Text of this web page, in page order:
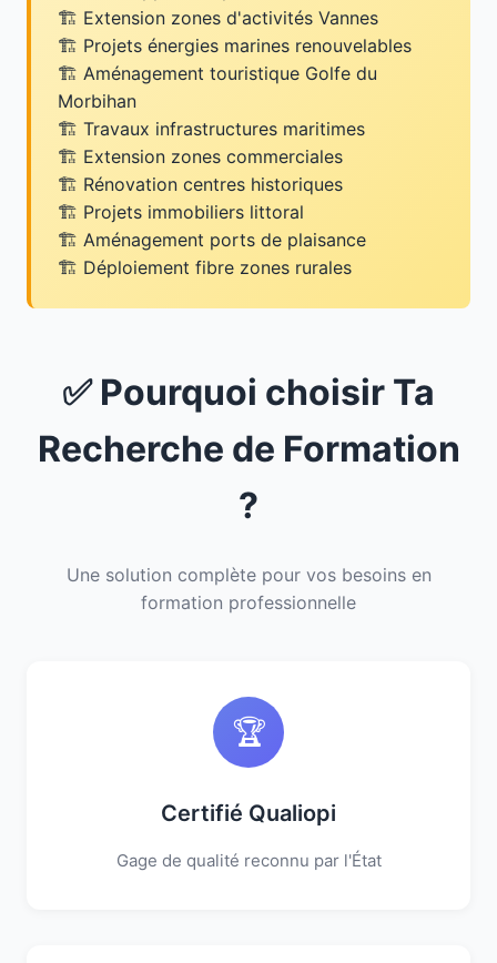
Extension zones d'activités Vannes
Projets énergies marines renouvelables
Aménagement touristique Golfe du
Morbihan
Travaux infrastructures maritimes
Extension zones commerciales
Rénovation centres historiques
Projets immobiliers littoral
Aménagement ports de plaisance
Déploiement fibre zones rurales
✅ Pourquoi choisir Ta
Recherche de Formation
?
Une solution complète pour vos besoins en
formation professionnelle
🏆
Certifié Qualiopi
Gage de qualité reconnu par l'État